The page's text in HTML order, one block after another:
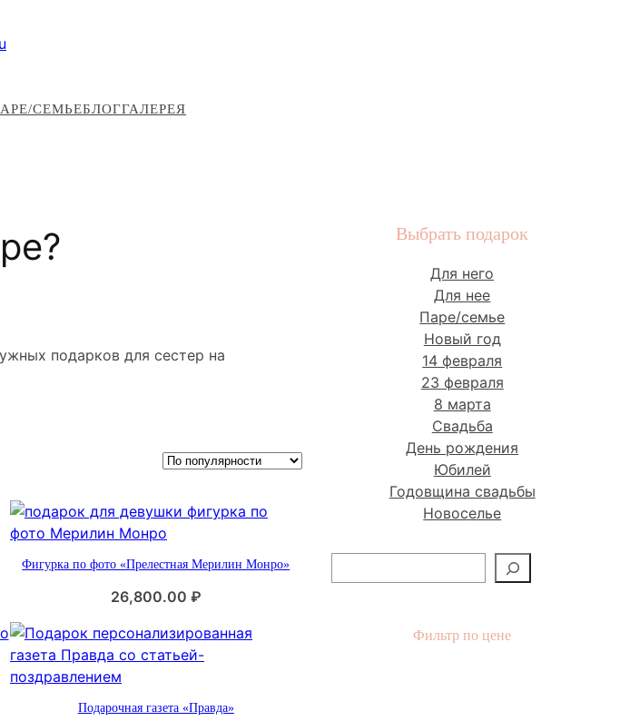
СЕМЬЕБЛОГГАЛЕРЕЯ
подарков для сестер на
Фигурка по фото «Прелестная Мерилин Монро»
26,800.00 ₽
Подарочная газета «Правда»
Выбрать подарок
Для него
Для нее
Паре/семье
Новый год
14 февраля
23 февраля
8 марта
Свадьба
День рождения
Юбилей
Годовщина свадьбы
Новоселье
о
Фильтр по цене